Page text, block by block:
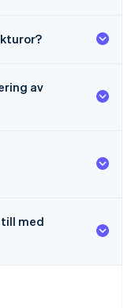
av
med